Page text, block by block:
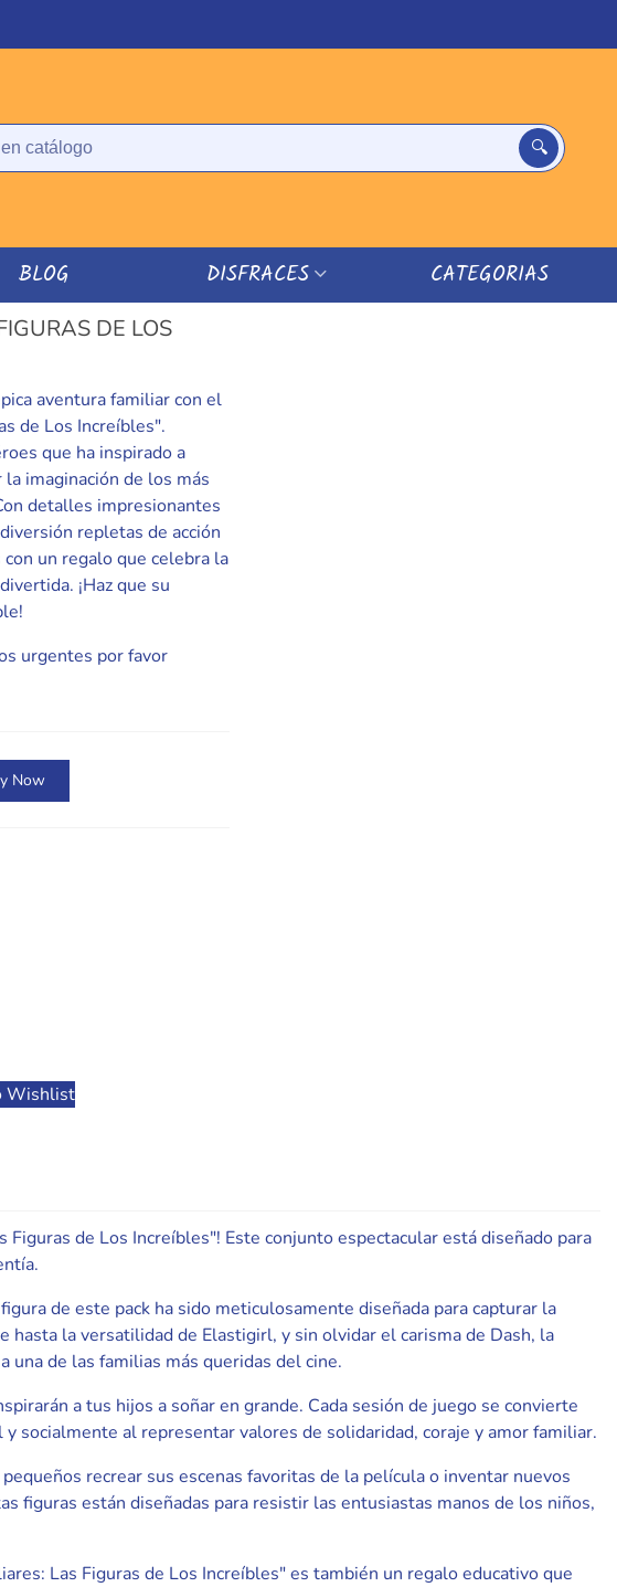
BLOG DISFRACES CATEGORIAS
DE LOS
aventura familiar con el
de Los Increíbles".
que ha inspirado a
imaginación de los más
detalles impresionantes
repletas de acción
un regalo que celebra la
¡Haz que su
urgentes por favor
Now
Wishlist
de Los Increíbles"! Este conjunto espectacular está diseñado para
de este pack ha sido meticulosamente diseñada para capturar la
hasta la versatilidad de Elastigirl, y sin olvidar el carisma de Dash, la
de las familias más queridas del cine.
a tus hijos a soñar en grande. Cada sesión de juego se convierte
socialmente al representar valores de solidaridad, coraje y amor familiar.
recrear sus escenas favoritas de la película o inventar nuevos
figuras están diseñadas para resistir las entusiastas manos de los niños,
Las Figuras de Los Increíbles" es también un regalo educativo que